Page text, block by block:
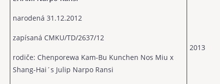
narodená 31.12.2012
zapísaná CMKU/TD/2637/12
rodiče: Chenporewa Kam-Bu Kunchen Nos Miu x
Shang-Hai´s Julip Narpo Ransi
2013